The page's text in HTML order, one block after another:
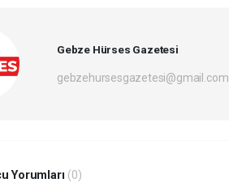
Gebze Hürses Gazetesi
gebzehursesgazetesi@gmail.com
Yorumları (0)